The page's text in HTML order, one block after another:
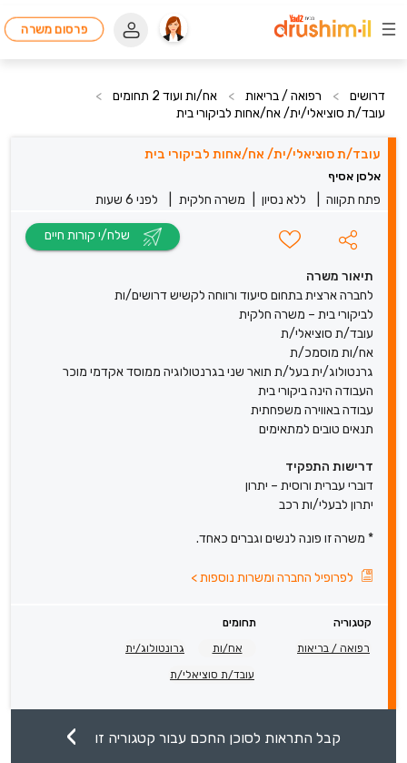
פרסום משרה
דרושים > רפואה / בריאות > אח/ות ועוד 2 תחומים
>
עובד/ת סוציאלי/ית/ אח/אחות לביקורי בית
עובד/ת סוציאלי/ית/ אח/אחות לביקורי בית
אלסן אסיף
פתח תקווה ללא נסיון משרה חלקית לפני 6 שעות
תיאור משרה
לחברה ארצית בתחום סיעוד ורווחה לקשיש דרושים/ות
לביקורי בית – משרה חלקית
עובד/ת סוציאלי/ת
אח/ות מוסמכ/ת
גרנטולוג/ית בעל/ת תואר שני בגרנטולוגיה ממוסד אקדמי מוכר
העבודה הינה ביקורי בית
עבודה באווירה משפחתית
תנאים טובים למתאימים
דרישות התפקיד
דוברי עברית ורוסית – יתרון
יתרון לבעלי/ות רכב
* משרה זו פונה לנשים וגברים כאחד.
לפרופיל החברה ומשרות נוספות>
קטגוריה
תחומים
רפואה / בריאות
אח/ות גרונטולוג/ית
עובד/ת סוציאלי/ת
קבל התראות לסוכן החכם עבור קטגוריה זו